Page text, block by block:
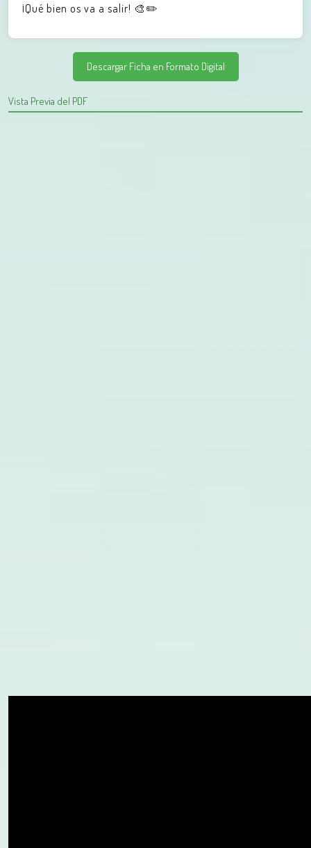
¡Qué bien os va a salir! 🎨✏️
Descargar Ficha en Formato Digital
Vista Previa del PDF